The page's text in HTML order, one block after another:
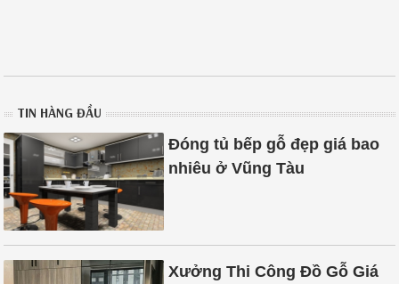
TIN HÀNG ĐẦU
Đóng tủ bếp gỗ đẹp giá bao
nhiêu ở Vũng Tàu
Xưởng Thi Công Đồ Gỗ Giá